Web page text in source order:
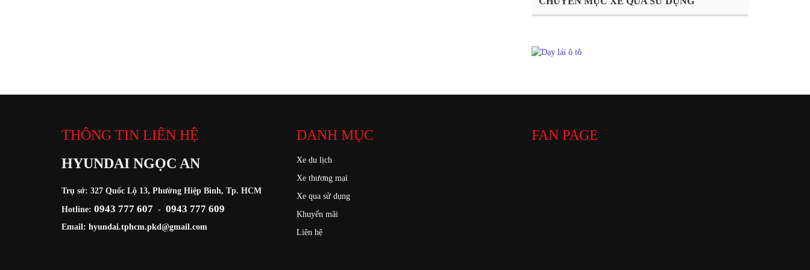
THÔNG TIN LIÊN HỆ
HYUNDAI NGỌC AN
Trụ sở: 327 Quốc Lộ 13, Phường Hiệp Bình, Tp. HCM
Hotline: 0943 777 607 - 0943 777 609
Email: hyundai.tphcm.pkd@gmail.com
DANH MỤC
Xe du lịch
Xe thương mại
Xe qua sử dụng
Khuyến mãi
Liên hệ
FAN PAGE